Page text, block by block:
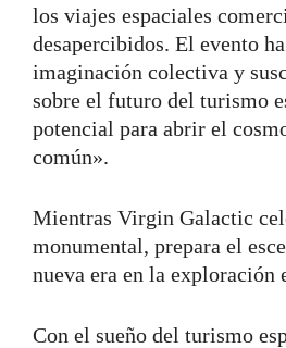
los viajes espaciales
desapercibidos. El evento
imaginación colectiva y
sobre el futuro del turismo
potencial para abrir el
común».
Mientras Virgin Galactic
monumental, prepara el
nueva era en la exploración
Con el sueño del turismo